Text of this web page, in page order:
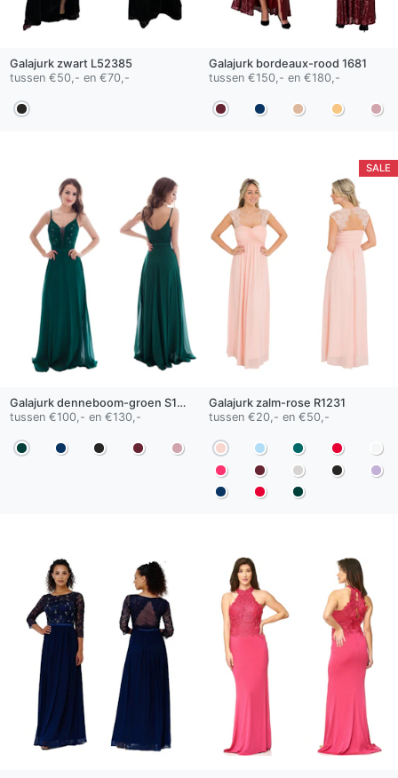
Galajurk zwartL52385
tussen €50,- en €70,-
Galajurk bordeaux-rood 1681
tussen €150,- en €180,-
Galajurk denneboom-groen S1802
tussen €100,- en €130,-
SALE
Galajurk zalm-rose R1231
tussen €20,- en €50,-